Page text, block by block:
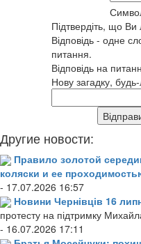
Підтвердіть, що
Відповідь - одне
питання.
Відповідь на
Нову загадку,
Другие новости:
Правило золотой
коляски и ее
- 17.07.2026 16:57
Новини Чернівців 16
протесту на підтримку
- 16.07.2026 17:11